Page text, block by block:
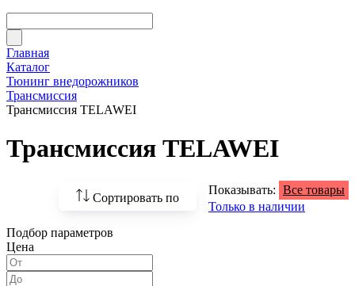
Главная
Каталог
Тюнинг внедорожников
Трансмиссия
Трансмиссия TELAWEI
Трансмиссия TELAWEI
Сортировать по
По возрастанию
Показывать: Все товары
Только в наличии
Подбор параметров
Цена